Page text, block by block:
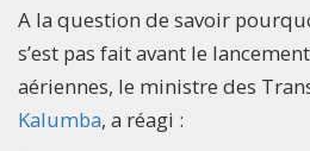
A la question de savoir
s’est pas fait avant le
aériennes, le ministre des
Kalumba, a réagi :